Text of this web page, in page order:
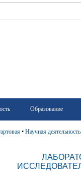
Образование
• Научная деятельность